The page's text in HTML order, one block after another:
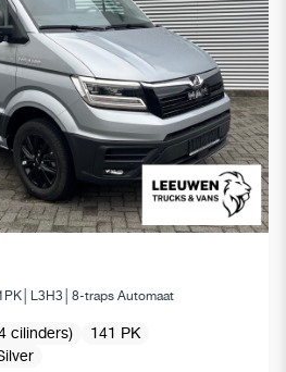
MAN
traps Automaat
cilinders)
141 PK